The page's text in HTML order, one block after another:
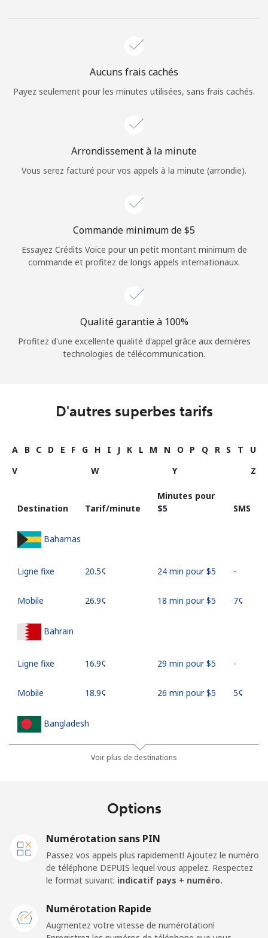
ou
Continue avec
Aucuns frais cachés
Payez seulement pour les minutes utilisées, sans frais cachés.
Arrondissement à la minute
Vous serez facturé pour vos appels à la minute (arrondie).
Commande minimum de ⁦$5⁩
Essayez Crédits Voice pour un petit montant minimum de
commande et profitez de longs appels internationaux.
Qualité garantie à 100%
Profitez d'une excellente qualité d'appel grâce aux dernières
technologies de télécommunication.
D'autres superbes tarifs
A B C D E F G H I J K L M N O P Q R S T
U
V
W Y Z
Destination Tarif/minute
Minutes pour
⁦$5⁩
SMS
Bahamas
Ligne fixe ⁦20.5¢⁩ 24 min pour ⁦$5⁩ -
Mobile ⁦26.9¢⁩ 18 min pour ⁦$5⁩ ⁦7¢⁩
Bahrain
Ligne fixe ⁦16.9¢⁩ 29 min pour ⁦$5⁩ -
Mobile ⁦18.9¢⁩ 26 min pour ⁦$5⁩ ⁦5¢⁩
Bangladesh
⁦3.5¢⁩
142 min pour
⁦$5⁩
Barbados
Ligne fixe ⁦28.5¢⁩ 17 min pour ⁦$5⁩ -
Belarus
Voir plus de destinations
Options
Numérotation sans PIN
Passez vos appels plus rapidement! Ajoutez le numéro
de téléphone DEPUIS lequel vous appelez. Respectez
le format suivant: indicatif pays + numéro.
Numérotation Rapide
Augmentez votre vitesse de numérotation!